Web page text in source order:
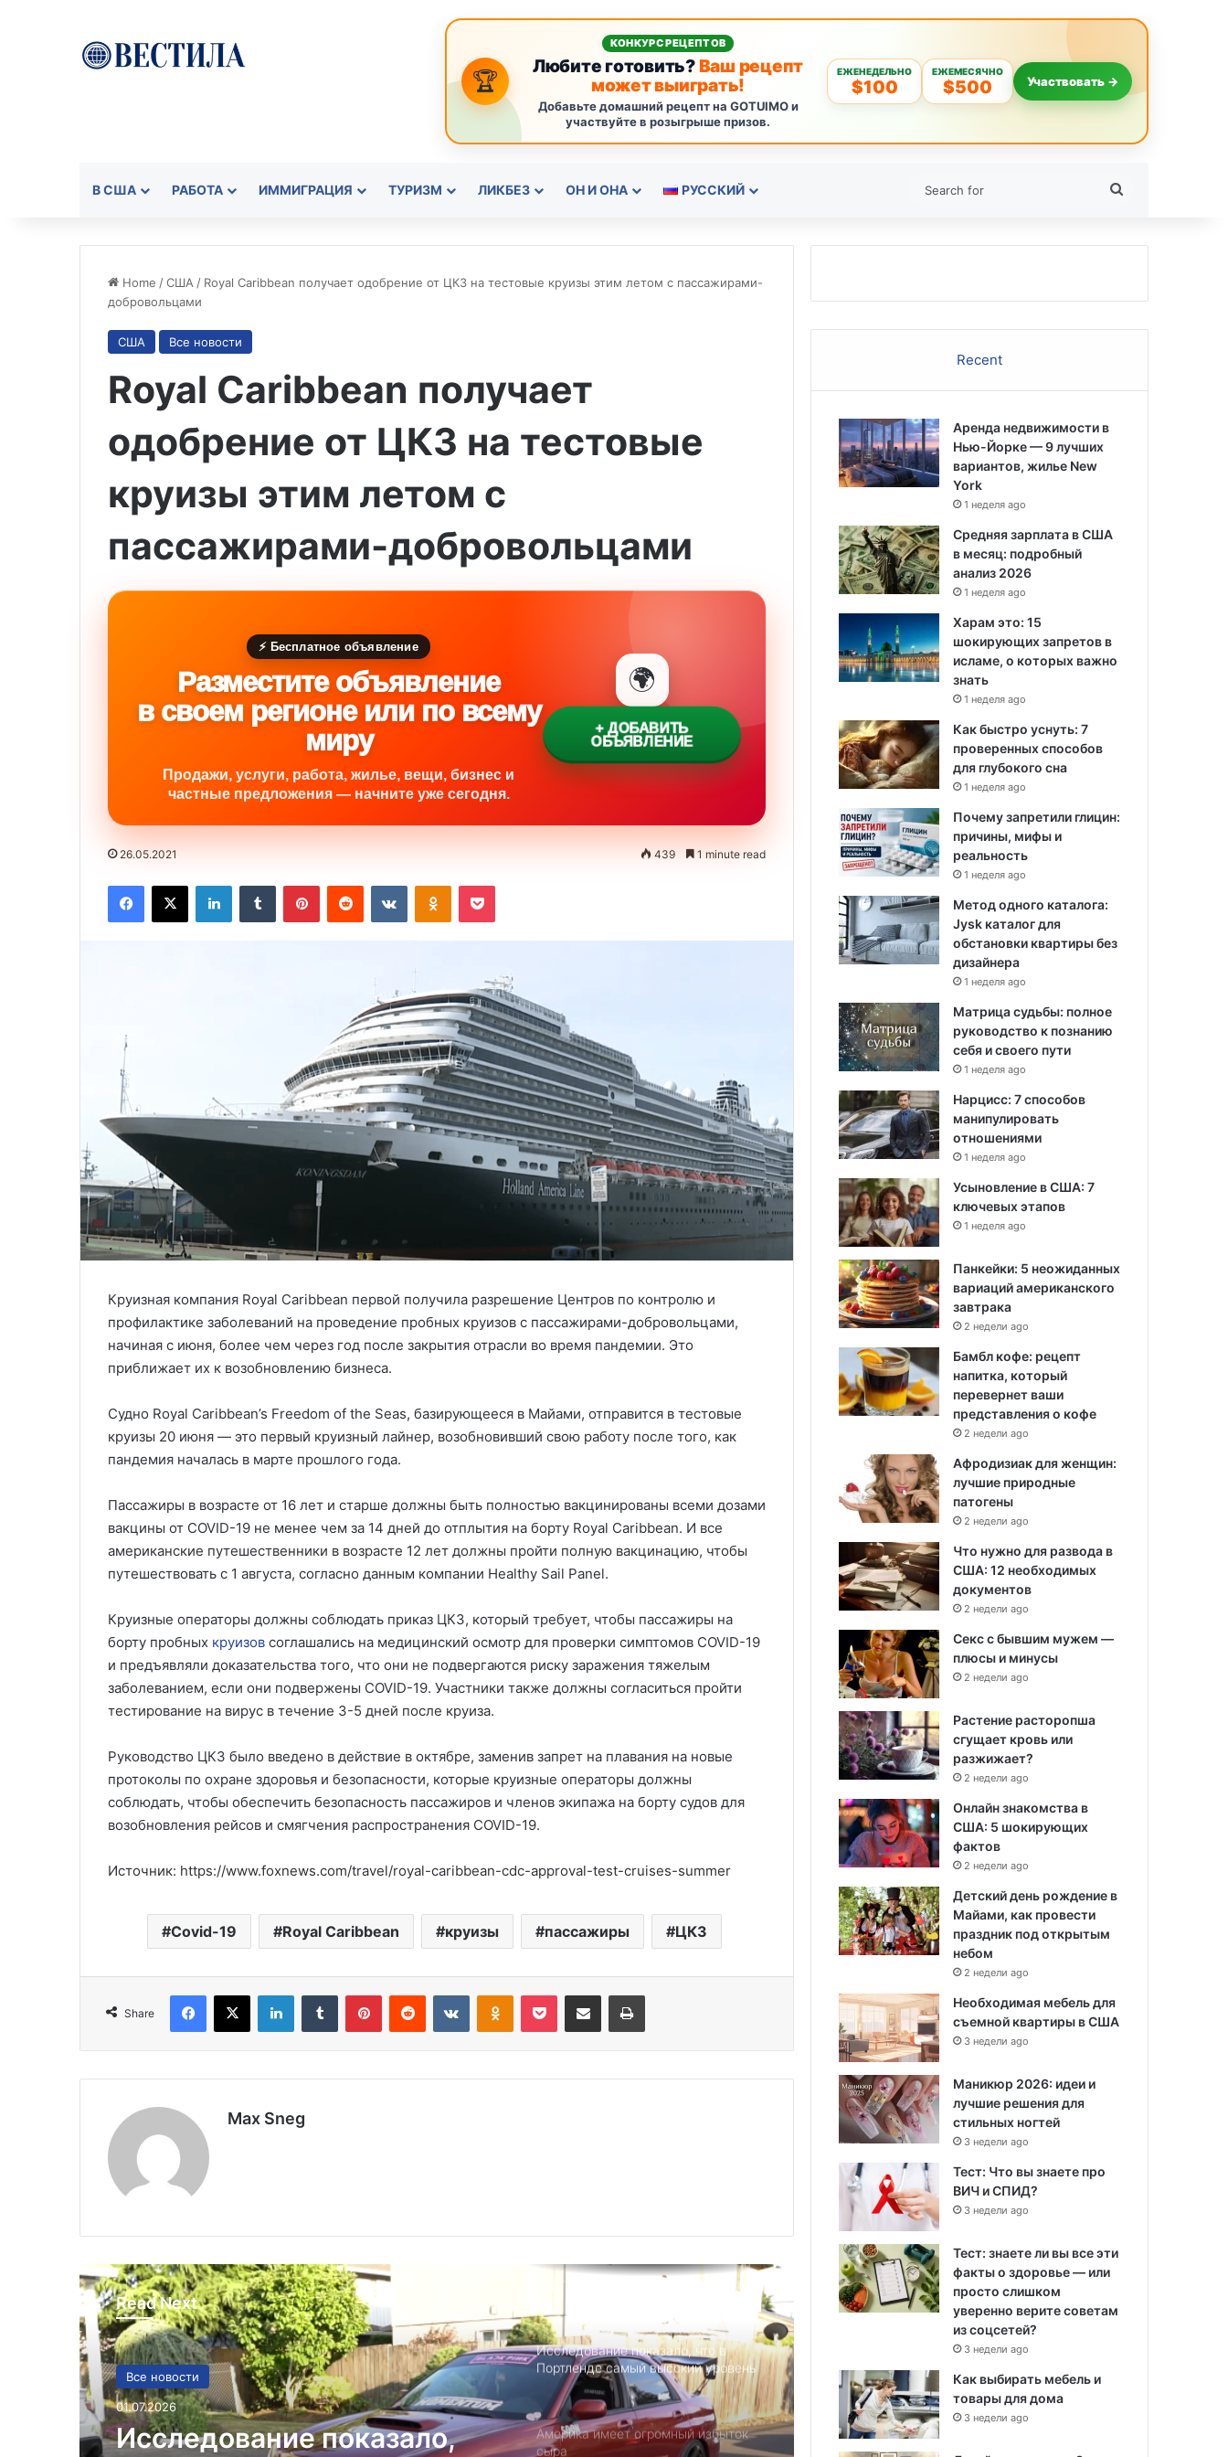
🏆
КОНКУРС РЕЦЕПТОВ
Любите готовить?Ваш рецепт
может выиграть!
Добавьте домашний рецепт на GOTUIMO и
участвуйте в розыгрыше призов.
ЕЖЕНЕДЕЛЬНО
$100
ЕЖЕМЕСЯЧНО
$500 Участвовать →
В США РАБОТА ИММИГРАЦИЯ ТУРИЗМ ЛИКБЕЗ ОН И ОНА РУССКИЙ
Home /США / Royal Caribbean получает одобрение от ЦКЗ на тестовые круизы этим летом с пассажирами-
добровольцами
США Все новости
Royal Caribbean получает
одобрение от ЦКЗ на тестовые
круизы этим летом с
пассажирами-добровольцами
⚡ Бесплатное объявление
Разместите объявление
в своем регионе или по всему
миру
Продажи, услуги, работа, жилье, вещи, бизнес и
частные предложения — начните уже сегодня.
🌍
+ ДОБАВИТЬ
ОБЪЯВЛЕНИЕ
26.05.2021 439 1 minute read
Круизная компания Royal Caribbean первой получила разрешение Центров по контролю и
профилактике заболеваний на проведение пробных круизов с пассажирами-добровольцами,
начиная с июня, более чем через год после закрытия отрасли во время пандемии. Это
приближает их к возобновлению бизнеса.
Судно Royal Caribbean’s Freedom of the Seas, базирующееся в Майами, отправится в тестовые
круизы 20 июня — это первый круизный лайнер, возобновивший свою работу после того, как
пандемия началась в марте прошлого года.
Пассажиры в возрасте от 16 лет и старше должны быть полностью вакцинированы всеми дозами
вакцины от COVID-19 не менее чем за 14 дней до отплытия на борту Royal Caribbean. И все
американские путешественники в возрасте 12 лет должны пройти полную вакцинацию, чтобы
путешествовать с 1 августа, согласно данным компании Healthy Sail Panel.
Круизные операторы должны соблюдать приказ ЦКЗ, который требует, чтобы пассажиры на
борту пробных круизов соглашались на медицинский осмотр для проверки симптомов COVID-19
и предъявляли доказательства того, что они не подвергаются риску заражения тяжелым
заболеванием, если они подвержены COVID-19. Участники также должны согласиться пройти
тестирование на вирус в течение 3-5 дней после круиза.
Руководство ЦКЗ было введено в действие в октябре, заменив запрет на плавания на новые
протоколы по охране здоровья и безопасности, которые круизные операторы должны
соблюдать, чтобы обеспечить безопасность пассажиров и членов экипажа на борту судов для
возобновления рейсов и смягчения распространения COVID-19.
Источник: https://www.foxnews.com/travel/royal-caribbean-cdc-approval-test-cruises-summer
Covid-19 Royal Caribbean круизы пассажиры ЦКЗ
Share
Max Sneg
Read Next
Все новости
01.07.2026
Исследование показало,
Пляжный домик в Северной
проводили долгие выходные, теперь
доступен для сдачи в аренду для
Курсы бухгалтера в США
Детский день рождение в Майами,
как провести праздник под
Исследование показало, что в
Портленде самый высокий уровень
угона автомобилей на душу
населения в США
Америка имеет огромный избыток
сыра
Recent
Аренда недвижимости в
Нью-Йорке — 9 лучших
вариантов, жилье New
York
1 неделя ago
Средняя зарплата в США
в месяц: подробный
анализ 2026
1 неделя ago
Харам это: 15
шокирующих запретов в
исламе, о которых важно
знать
1 неделя ago
Как быстро уснуть: 7
проверенных способов
для глубокого сна
1 неделя ago
Почему запретили глицин:
причины, мифы и
реальность
1 неделя ago
Метод одного каталога:
Jysk каталог для
обстановки квартиры без
дизайнера
1 неделя ago
Матрица судьбы: полное
руководство к познанию
себя и своего пути
1 неделя ago
Нарцисс: 7 способов
манипулировать
отношениями
1 неделя ago
Усыновление в США: 7
ключевых этапов
1 неделя ago
Панкейки: 5 неожиданных
вариаций американского
завтрака
2 недели ago
Бамбл кофе: рецепт
напитка, который
перевернет ваши
представления о кофе
2 недели ago
Афродизиак для женщин:
лучшие природные
патогены
2 недели ago
Что нужно для развода в
США: 12 необходимых
документов
2 недели ago
Секс с бывшим мужем —
плюсы и минусы
2 недели ago
Растение расторопша
сгущает кровь или
разжижает?
2 недели ago
Онлайн знакомства в
США: 5 шокирующих
фактов
2 недели ago
Детский день рождение в
Майами, как провести
праздник под открытым
небом
2 недели ago
Необходимая мебель для
съемной квартиры в США
3 недели ago
Маникюр 2026: идеи и
лучшие решения для
стильных ногтей
3 недели ago
Тест: Что вы знаете про
ВИЧ и СПИД?
3 недели ago
Тест: знаете ли вы все эти
факты о здоровье — или
просто слишком
уверенно верите советам
из соцсетей?
3 недели ago
Как выбирать мебель и
товары для дома
3 недели ago